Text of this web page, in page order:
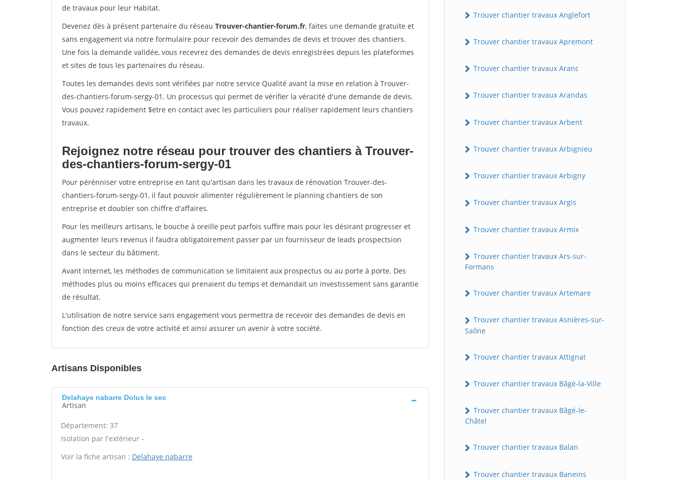
de travaux pour leur Habitat.
Devenez dès à présent partenaire du réseau Trouver-chantier-forum.fr, faites une demande gratuite et
sans engagement via notre formulaire pour recevoir des demandes de devis et trouver des chantiers.
Une fois la demande validée, vous recevrez des demandes de devis enregistrées depuis les plateformes
et sites de tous les partenaires du réseau.
Toutes les demandes devis sont vérifiées par notre service Qualité avant la mise en relation à Trouver-
des-chantiers-forum-sergy-01. Un processus qui permet de vérifier la véracité d'une demande de devis.
Vous pouvez rapidement $etre en contact avec les particuliers pour réaliser rapidement leurs chantiers
travaux.
Rejoignez notre réseau pour trouver des chantiers à Trouver-
des-chantiers-forum-sergy-01
Pour pérénniser votre entreprise en tant qu'artisan dans les travaux de rénovation Trouver-des-
chantiers-forum-sergy-01, il faut pouvoir alimenter régulièrement le planning chantiers de son
entreprise et doubler son chiffre d'affaires.
Pour les meilleurs artisans, le bouche à oreille peut parfois suffire mais pour les désirant progresser et
augmenter leurs revenus il faudra obligatoirement passer par un fournisseur de leads prospectsion
dans le secteur du bâtiment.
Avant internet, les méthodes de communication se limitaient aux prospectus ou au porte à porte. Des
méthodes plus ou moins efficaces qui prenaient du temps et demandait un investissement sans garantie
de résultat.
L'utilisation de notre service sans engagement vous permettra de recevoir des demandes de devis en
fonction des creux de votre activité et ainsi assurer un avenir à votre société.
Artisans Disponibles
Delahaye nabarre Dolus le sec
Artisan
Département: 37
Isolation par l'extérieur -
Voir la fiche artisan : Delahaye nabarre
Trouver chantier travaux Anglefort
Trouver chantier travaux Apremont
Trouver chantier travaux Aranc
Trouver chantier travaux Arandas
Trouver chantier travaux Arbent
Trouver chantier travaux Arbignieu
Trouver chantier travaux Arbigny
Trouver chantier travaux Argis
Trouver chantier travaux Armix
Trouver chantier travaux Ars-sur-
Formans
Trouver chantier travaux Artemare
Trouver chantier travaux Asnières-sur-
Saône
Trouver chantier travaux Attignat
Trouver chantier travaux Bâgé-la-Ville
Trouver chantier travaux Bâgé-le-
Châtel
Trouver chantier travaux Balan
Trouver chantier travaux Baneins